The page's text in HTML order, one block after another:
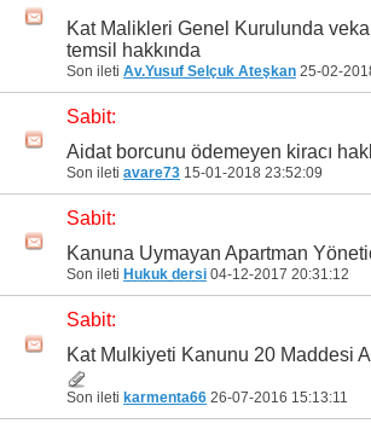
Kat Malikleri Genel Kurulunda
temsil hakkında
Son ileti Av.Yusuf Selçuk Ateşkan 25-02-
Sabit:
Aidat borcunu ödemeyen kiracı
Son ileti avare73 15-01-2018 23:52:09
Sabit:
Kanuna Uymayan Apartman
Son ileti Hukuk dersi 04-12-2017 20:31:12
Sabit:
Kat Mulkiyeti Kanunu 20 Maddesi
Son ileti karmenta66 26-07-2016 15:13:11